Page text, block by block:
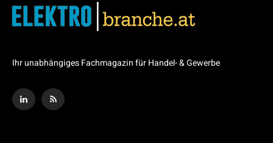
Ihr unabhängiges Fachmagazin für Handel- & Gewerbe